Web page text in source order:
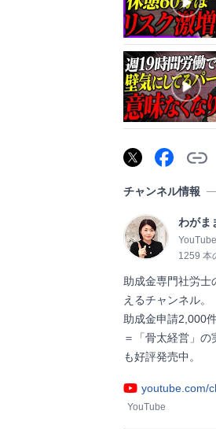
チャンネル情報
わがま
1259 本
助成金専門社労士
えるチャンネル。
助成金申請2,000
＝「骨太経営」の
も好評発売
youtube.com/
YouTube